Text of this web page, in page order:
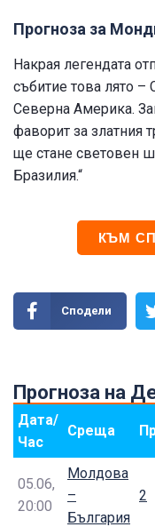
Прогноза за
Накрая легендата
събитие това лято –
Северна Америка.
фаворит за златния
ще стане световен
Бразилия.“
КЪМ
Сподели
Прогноза на
Дата/
Час
Среща
05.06,
20:00
Молдова
–
България
2